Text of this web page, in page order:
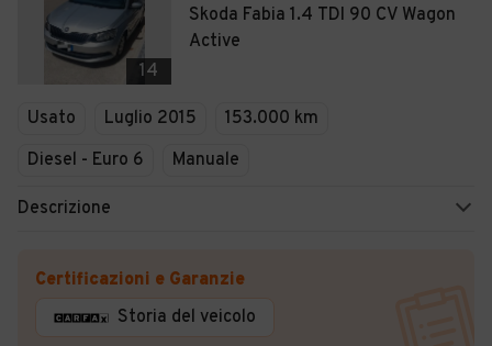
14
Skoda Fabia 1.4 TDI 90 CV Wagon
Active
Usato Luglio 2015
153.000 km
Diesel - Euro 6
Manuale
Descrizione
Certificazioni e Garanzie
Storia del veicolo